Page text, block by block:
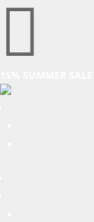
